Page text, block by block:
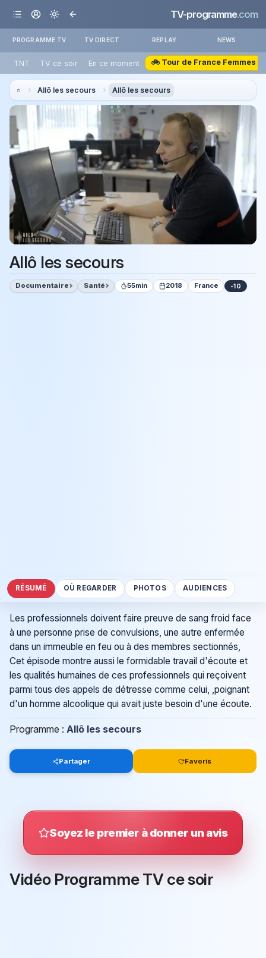
TV-programme.com
PROGRAMME TV TV DIRECT REPLAY NEWS
TNT TV ce soir En ce moment 🚲 Tour de France Femmes
Allô les secours Allô les secours
Allô les secours
Documentaire Santé 55min 2018 France -10
RÉSUMÉ OÙ REGARDER PHOTOS AUDIENCES
Les professionnels doivent faire preuve de sang froid face
à une personne prise de convulsions, une autre enfermée
dans un immeuble en feu ou à des membres sectionnés,
Cet épisode montre aussi le formidable travail d'écoute et
les qualités humaines de ces professionnels qui reçoivent
parmi tous des appels de détresse comme celui, ,poignant
d'un homme alcoolique qui avait juste besoin d'une écoute.
Programme : Allô les secours
Partager Favoris
Soyez le premier à donner un avis
Vidéo Programme TV ce soir